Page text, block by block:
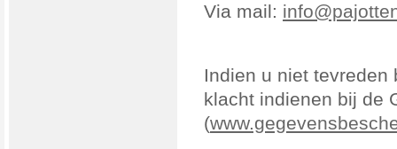
Via mail:
Indien u niet
klacht indienen bij de
(